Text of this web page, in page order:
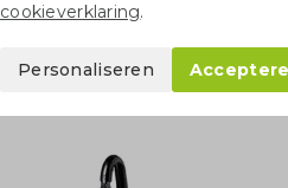
mAh
cookieverklaring.
Personaliseren